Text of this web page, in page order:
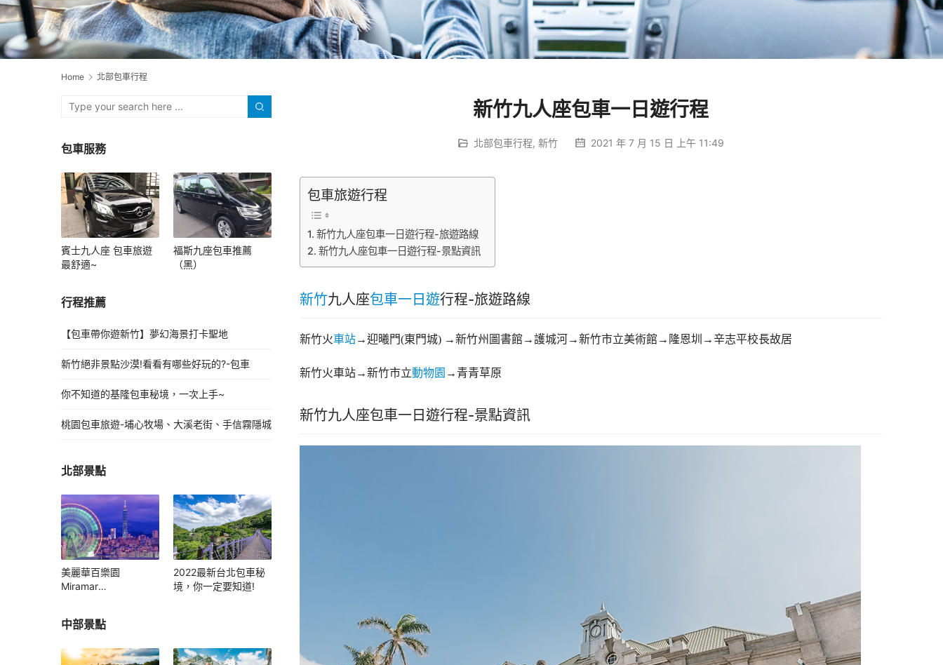
Home 北部包車行程
新竹九人座包車一日遊行程
北部包車行程, 新竹 2021 年 7 月 15 日 上午 11:49
包車旅遊行程
新竹九人座包車一日遊行程-旅遊路線
新竹九人座包車一日遊行程-景點資訊
新竹九人座包車一日遊行程-旅遊路線
新竹火車站→迎曦門(東門城) →新竹州圖書館→護城河→新竹市立美術館→隆恩圳→辛志平校長故居
新竹火車站→新竹市立動物園 →青青草原
新竹九人座包車一日遊行程-景點資訊
包車服務
賓士九人座 包車旅遊
最舒適~
福斯九座包車推薦
（黑）
行程推薦
【包車帶你遊新竹】夢幻海景打卡聖地
新竹絕非景點沙漠!看看有哪些好玩的?-包車
你不知道的基隆包車秘境，一次上手~
桃園包車旅遊-埔心牧場、大溪老街、手信霧隱城
北部景點
美麗華百樂園
Miramar
2022最新台北包車秘
境，你一定要知道!
中部景點